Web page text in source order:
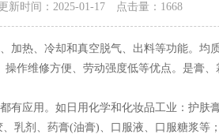
更新时间：2025-01-17 点击量： 1668
热、冷却和真空脱气、出料等功能。均
作维修方便、劳动强度低等优点。是膏、
应用。如日用化学和化妆品工业：护肤
乳剂、药膏(油膏)、口服液、口服糖浆等